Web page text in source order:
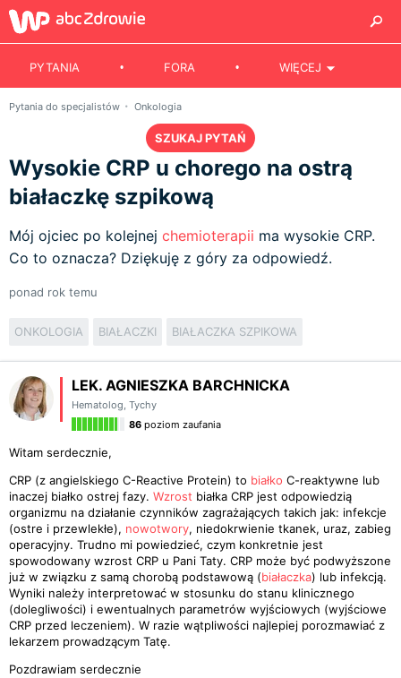
PYTANIA FORA WIĘCEJ
Pytania do specjalistów Onkologia
SZUKAJ PYTAŃ
Wysokie CRP u chorego na ostrą
białaczkę szpikową
Mój ojciec po kolejnej chemioterapii ma wysokie CRP.
Co to oznacza? Dziękuję z góry za odpowiedź.
ponad rok temu
ONKOLOGIA BIAŁACZKI BIAŁACZKA SZPIKOWA
LEK. AGNIESZKA BARCHNICKA
Hematolog, Tychy
86 poziom zaufania
Witam serdecznie,
CRP (z angielskiego C-Reactive Protein) to białko C-reaktywne lub
inaczej białko ostrej fazy. Wzrost białka CRP jest odpowiedzią
organizmu na działanie czynników zagrażających takich jak: infekcje
(ostre i przewlekłe), nowotwory, niedokrwienie tkanek, uraz, zabieg
operacyjny. Trudno mi powiedzieć, czym konkretnie jest
spowodowany wzrost CRP u Pani Taty. CRP może być podwyższone
już w związku z samą chorobą podstawową (białaczka) lub infekcją.
Wyniki należy interpretować w stosunku do stanu klinicznego
(dolegliwości) i ewentualnych parametrów wyjściowych (wyjściowe
CRP przed leczeniem). W razie wątpliwości najlepiej porozmawiać z
lekarzem prowadzącym Tatę.
Pozdrawiam serdecznie